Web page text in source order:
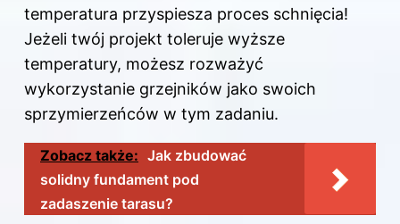
temperatura przyspiesza proces schnięcia!
Jeżeli twój projekt toleruje wyższe
temperatury, możesz rozważyć
wykorzystanie grzejników jako swoich
sprzymierzeńców w tym zadaniu.
Zobacz także: Jak zbudować
solidny fundament pod
zadaszenie tarasu?